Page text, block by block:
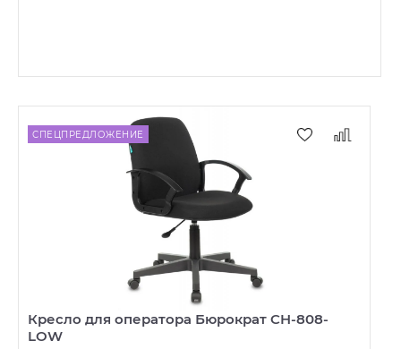
СПЕЦПРЕДЛОЖЕНИЕ
Кресло для оператора Бюрократ CH-808-
LOW